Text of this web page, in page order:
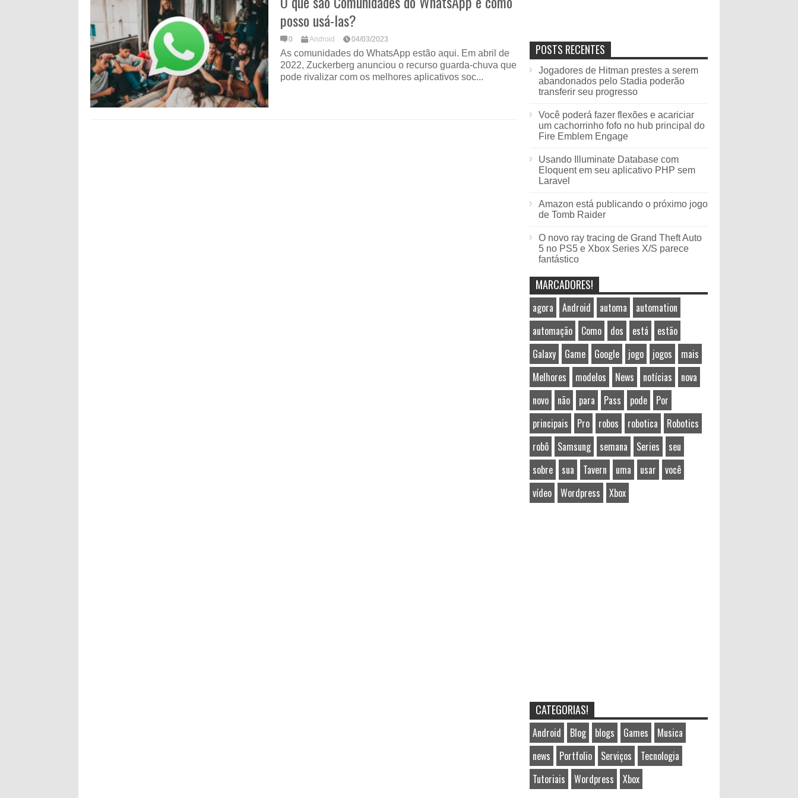
posso usá-las?
0 Android 04/03/2023
As comunidades do WhatsApp estão aqui. Em abril de
2022, Zuckerberg anunciou o recurso guarda-chuva que
pode rivalizar com os melhores aplicativos soc...
POSTS RECENTES
Jogadores de Hitman prestes a serem
abandonados pelo Stadia poderão
transferir seu progresso
Você poderá fazer flexões e acariciar
um cachorrinho fofo no hub principal do
Fire Emblem Engage
Usando Illuminate Database com
Eloquent em seu aplicativo PHP sem
Laravel
Amazon está publicando o próximo jogo
de Tomb Raider
O novo ray tracing de Grand Theft Auto
5 no PS5 e Xbox Series X/S parece
fantástico
MARCADORES!
agora Android automa
automation
automação
Como dos está
estão
Galaxy
Game Google jogo jogos
mais
Melhores
modelos News notícias
nova
novo
não para Pass pode
Por
principais
Pro robos robotica
Robotics
robô
Samsung semana Series
seu
sobre
sua Tavern uma usar
você
vídeo
Wordpress Xbox
CATEGORIAS!
Android Blog blogs Games
Musica
news
Portfolio Serviços
Tecnologia
Tutoriais
Wordpress Xbox